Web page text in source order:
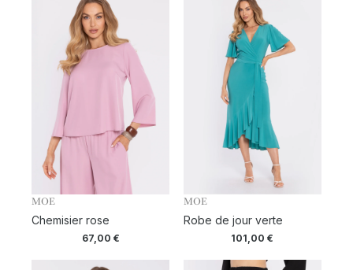
MOE
Chemisier rose
67,00 €
MOE
Robe de jour verte
101,00€